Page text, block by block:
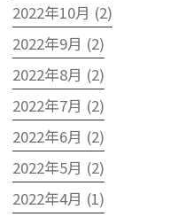
2022年10月 (2)
2022年9月 (2)
2022年8月 (2)
2022年7月 (2)
2022年6月 (2)
2022年5月 (2)
2022年4月 (1)